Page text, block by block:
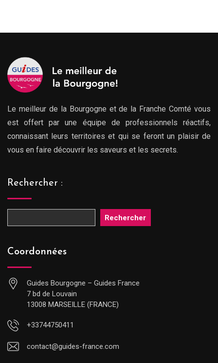
Le meilleur de la Bourgogne et de la Franche Comté vous
est offert par une équipe de professionnels réactifs,
connaissant leurs territoires et qui se feront un plaisir de
vous en faire découvrir les saveurs et les secrets.
Rechercher :
Rechercher
Coordonnées
Guides Bourgogne – Guides France
7 bd de Louvain
13008 MARSEILLE (FRANCE)
+33744750411
contact@guides-france.com